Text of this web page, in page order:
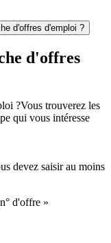
d'offres d'emploi ?
d'offres
?Vous trouverez les
qui vous intéresse
devez saisir au moins
d'offre »